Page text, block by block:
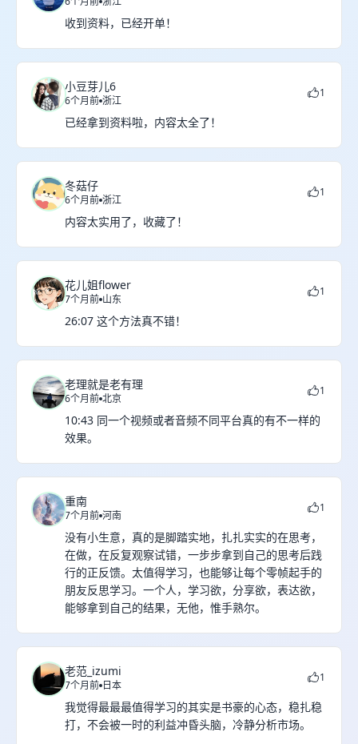
收到资料，已经开单！
小豆芽儿6
6个月前 浙江
1
已经拿到资料啦，内容太全了！
冬菇仔
6个月前 浙江
1
内容太实用了，收藏了！
花儿姐flower
7个月前 山东
1
26:07 这个方法真不错！
老理就是老有理
6个月前 北京
1
10:43 同一个视频或者音频不同平台真的有不一样的
效果。
重南
7个月前 河南
1
没有小生意，真的是脚踏实地，扎扎实实的在思考，
在做，在反复观察试错，一步步拿到自己的思考后践
行的正反馈。太值得学习，也能够让每个零帧起手的
朋友反思学习。一个人，学习欲，分享欲，表达欲，
能够拿到自己的结果，无他，惟手熟尔。
老范_izumi
7个月前 日本
1
我觉得最最最值得学习的其实是书豪的心态，稳扎稳
打，不会被一时的利益冲昏头脑，冷静分析市场。